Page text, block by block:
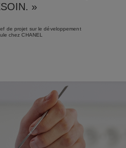
»
de projet sur le développement
chez CHANEL